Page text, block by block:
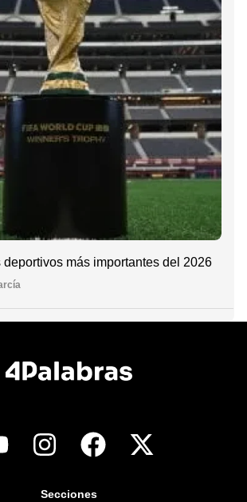
deportivos más importantes del 2026
Secciones